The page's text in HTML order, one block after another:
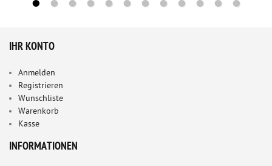
IHR KONTO
Anmelden
Registrieren
Wunschliste
Warenkorb
Kasse
INFORMATIONEN